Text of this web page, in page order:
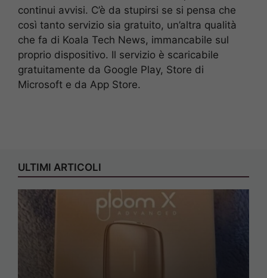
continui avvisi. C’è da stupirsi se si pensa che
così tanto servizio sia gratuito, un’altra qualità
che fa di Koala Tech News, immancabile sul
proprio dispositivo. Il servizio è scaricabile
gratuitamente da Google Play, Store di
Microsoft e da App Store.
ULTIMI ARTICOLI